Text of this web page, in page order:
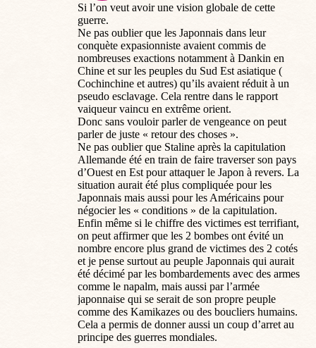
Si l’on veut avoir une vision globale de cette
guerre.
Ne pas oublier que les Japonnais dans leur
conquète expasionniste avaient commis de
nombreuses exactions notamment à Dankin en
Chine et sur les peuples du Sud Est asiatique (
Cochinchine et autres) qu’ils avaient réduit à un
pseudo esclavage. Cela rentre dans le rapport
vaiqueur vaincu en extrême orient.
Donc sans vouloir parler de vengeance on peut
parler de juste « retour des choses ».
Ne pas oublier que Staline après la capitulation
Allemande été en train de faire traverser son pays
d’Ouest en Est pour attaquer le Japon à revers. La
situation aurait été plus compliquée pour les
Japonnais mais aussi pour les Américains pour
négocier les « conditions » de la capitulation.
Enfin même si le chiffre des victimes est terrifiant,
on peut affirmer que les 2 bombes ont évité un
nombre encore plus grand de victimes des 2 cotés
et je pense surtout au peuple Japonnais qui aurait
été décimé par les bombardements avec des armes
comme le napalm, mais aussi par l’armée
japonnaise qui se serait de son propre peuple
comme des Kamikazes ou des boucliers humains.
Cela a permis de donner aussi un coup d’arret au
principe des guerres mondiales.